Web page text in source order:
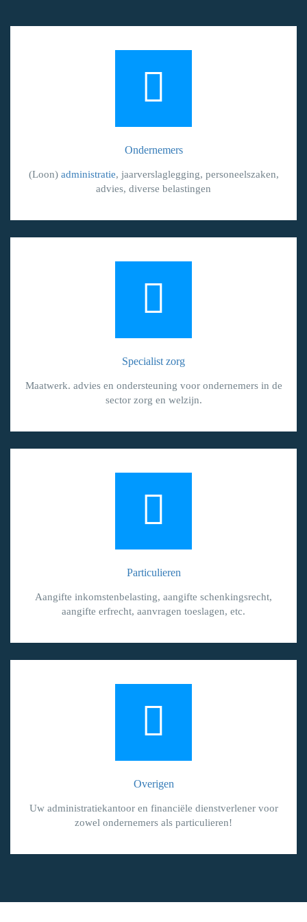
Ondernemers
(Loon) administratie, jaarverslaglegging, personeelszaken,
advies, diverse belastingen
Specialist zorg
Maatwerk. advies en ondersteuning voor ondernemers in de
sector zorg en welzijn.
Particulieren
Aangifte inkomstenbelasting, aangifte schenkingsrecht,
aangifte erfrecht, aanvragen toeslagen, etc.
Overigen
Uw administratiekantoor en financiële dienstverlener voor
zowel ondernemers als particulieren!